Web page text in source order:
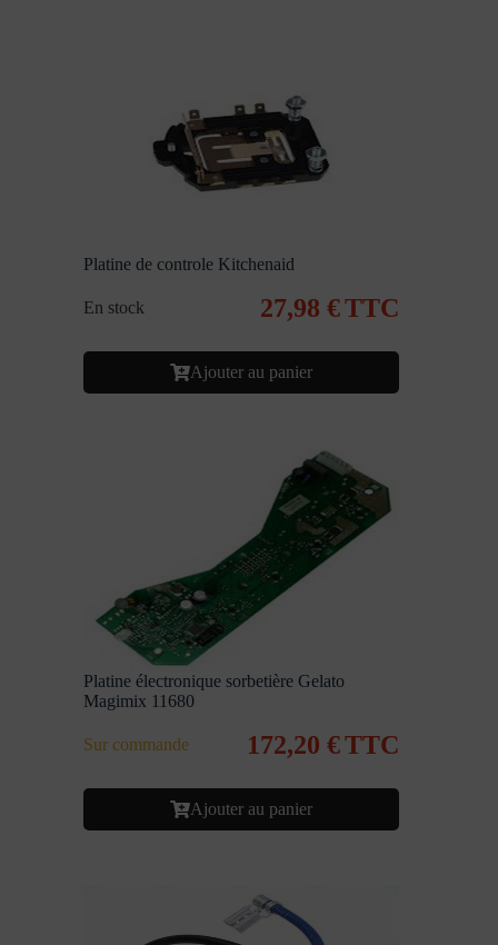
Platine de controle Kitchenaid
En stock 27,98 €TTC
Ajouter au panier
Platine électronique sorbetière Gelato
Magimix 11680
Sur commande 172,20 €TTC
Ajouter au panier